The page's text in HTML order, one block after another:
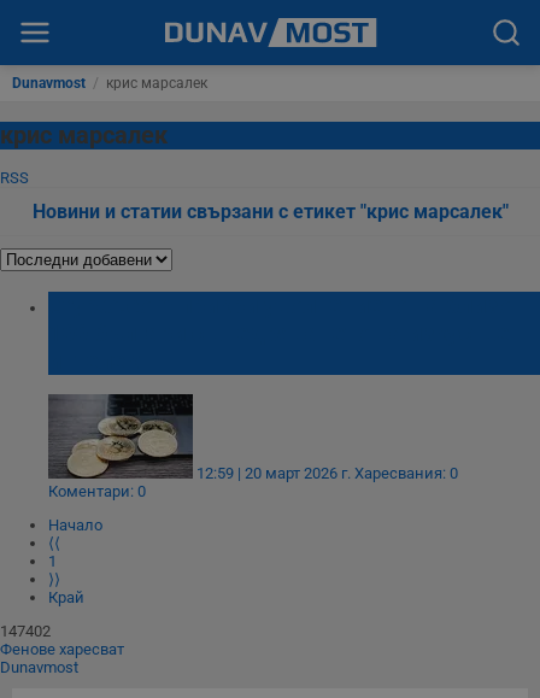
Dunavmost / крис марсалек
крис марсалек
RSS
Новини и статии свързани с етикет "крис марсалек"
12:59 | 20 март 2026 г. Харесвания: 0
Коментари: 0
Начало
⟨⟨
1
⟩⟩
Край
147402
Фенове харесват
Dunavmost